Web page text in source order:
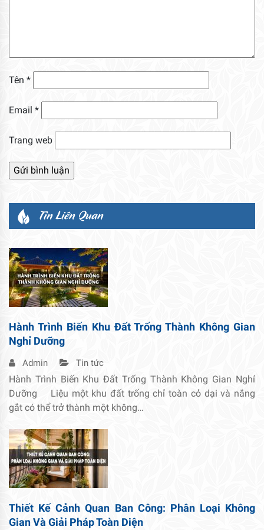
Tên *
Email *
Trang web
Tin Liên Quan
Hành Trình Biến Khu Đất Trống Thành Không Gian
Nghỉ Dưỡng
Admin Tin tức
Hành Trình Biến Khu Đất Trống Thành Không Gian Nghỉ
Dưỡng Liệu một khu đất trống chỉ toàn cỏ dại và nắng
gắt có thể trở thành một không…
Thiết Kế Cảnh Quan Ban Công: Phân Loại Không
Gian Và Giải Pháp Toàn Diện